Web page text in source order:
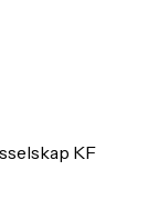
KF